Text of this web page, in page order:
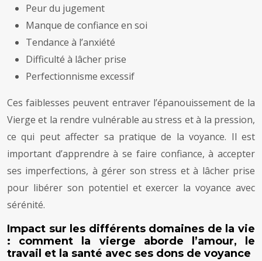
Peur du jugement
Manque de confiance en soi
Tendance à l’anxiété
Difficulté à lâcher prise
Perfectionnisme excessif
Ces faiblesses peuvent entraver l’épanouissement de la
Vierge et la rendre vulnérable au stress et à la pression,
ce qui peut affecter sa pratique de la voyance. Il est
important d’apprendre à se faire confiance, à accepter
ses imperfections, à gérer son stress et à lâcher prise
pour libérer son potentiel et exercer la voyance avec
sérénité.
Impact sur les différents domaines de la vie
: comment la vierge aborde l’amour, le
travail et la santé avec ses dons de voyance